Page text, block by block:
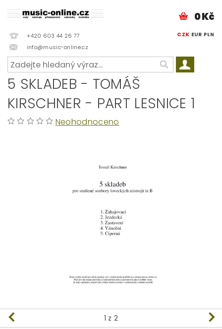
+420 603 44 26 77
info@music-online.cz
CZK EUR PLN
0 Kč
5 SKLADEB - TOMÁŠ
KIRSCHNER - PART LESNICE 1
Neohodnoceno
1 z 2